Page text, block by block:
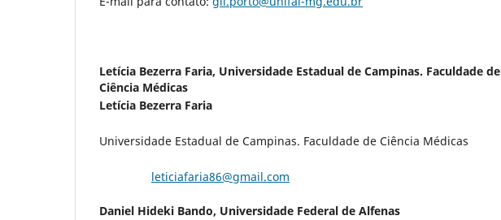
Letícia Bezerra Faria, Universidade Estadual de Campinas. Faculdade de
Ciência Médicas
Letícia Bezerra Faria
Universidade Estadual de Campinas. Faculdade de Ciência Médicas
leticiafaria86@gmail.com
Daniel Hideki Bando, Universidade Federal de Alfenas